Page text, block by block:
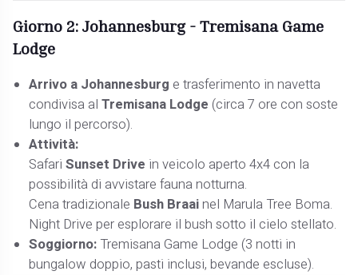
Giorno 2: Johannesburg - Tremisana Game
Lodge
Arrivo a Johannesburg e trasferimento in navetta
condivisa alTremisana Lodge (circa 7 ore con soste
lungo il percorso).
Attività:
SafariSunset Drive in veicolo aperto 4x4 con la
possibilità di avvistare fauna notturna.
Cena tradizionale Bush Braainel Marula Tree Boma.
Night Drive per esplorare il bush sotto il cielo stellato.
Soggiorno: Tremisana Game Lodge (3 notti in
bungalow doppio, pasti inclusi, bevande escluse).